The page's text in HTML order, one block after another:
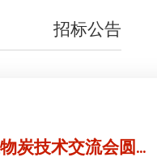
招标公告
炭技术交流会圆...